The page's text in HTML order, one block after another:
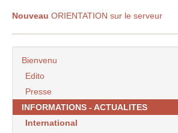
Nouveau ORIENTATION sur le serveur
Bienvenu
Edito
Presse
INFORMATIONS - ACTUALITES
International